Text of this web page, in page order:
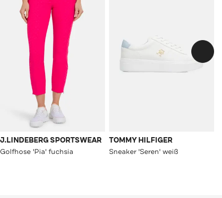
J.LINDEBERG SPORTSWEAR
Golfhose 'Pia' fuchsia
TOMMY HILFIGER
Sneaker 'Seren' weiß